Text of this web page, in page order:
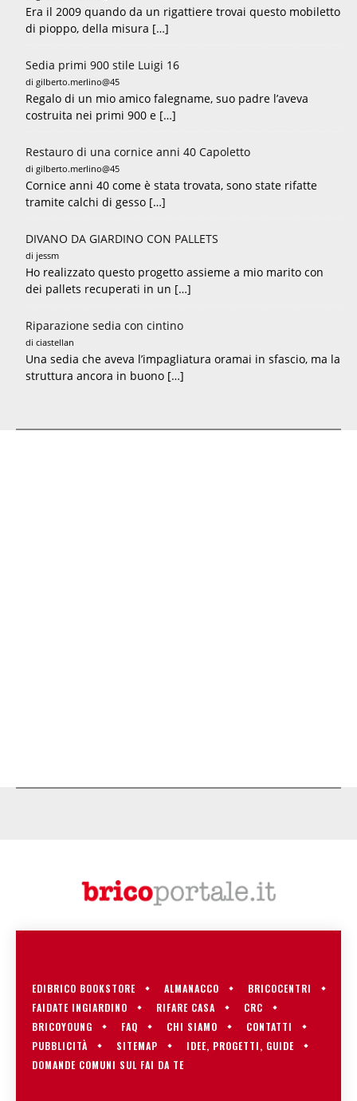
Era il 2009 quando da un rigattiere trovai questo mobiletto
di pioppo, della misura […]
Sedia primi 900 stile Luigi 16
di gilberto.merlino@45
Regalo di un mio amico falegname, suo padre l’aveva
costruita nei primi 900 e […]
Restauro di una cornice anni 40 Capoletto
di gilberto.merlino@45
Cornice anni 40 come è stata trovata, sono state rifatte
tramite calchi di gesso […]
DIVANO DA GIARDINO CON PALLETS
di jessm
Ho realizzato questo progetto assieme a mio marito con
dei pallets recuperati in un […]
Riparazione sedia con cintino
di ciastellan
Una sedia che aveva l’impagliatura oramai in sfascio, ma la
struttura ancora in buono […]
EDIBRICO BOOKSTORE ALMANACCO
BRICOCENTRI
FAIDATE INGIARDINO
RIFARE CASA
CRC
BRICOYOUNG
FAQ CHI SIAMO
CONTATTI
PUBBLICITÀ
SITEMAP
IDEE, PROGETTI, GUIDE
DOMANDE COMUNI SUL FAI DA TE